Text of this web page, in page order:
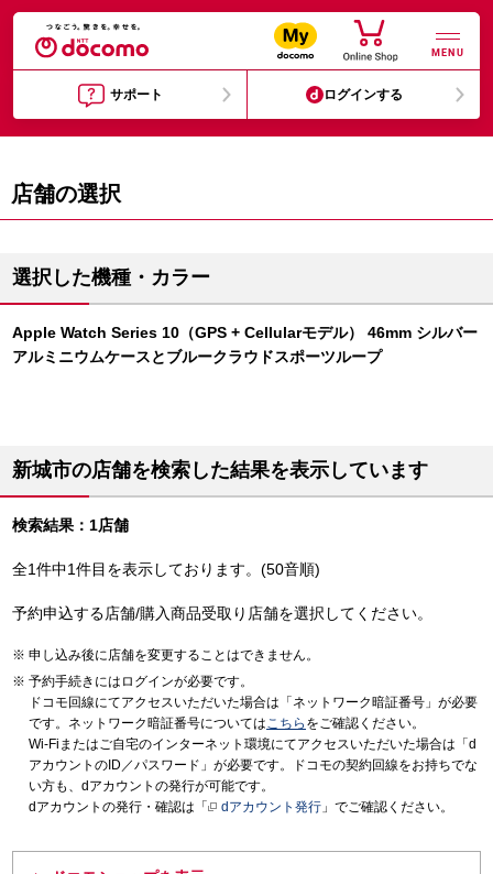
MENU
サポート ログインする
店舗の選択
選択した機種・カラー
Apple Watch Series 10（GPS + Cellularモデル） 46mm シルバー
アルミニウムケースとブルークラウドスポーツループ
新城市の店舗を検索した結果を表示しています
検索結果：1店舗
全1件中1件目を表示しております。(50音順)
予約申込する店舗/購入商品受取り店舗を選択してください。
申し込み後に店舗を変更することはできません。
予約手続きにはログインが必要です。
ドコモ回線にてアクセスいただいた場合は「ネットワーク暗証番号」が必要
です。ネットワーク暗証番号についてはこちら をご確認ください。
Wi-Fiまたはご自宅のインターネット環境にてアクセスいただいた場合は「d
アカウントのID／パスワード」が必要です。ドコモの契約回線をお持ちでな
い方も、dアカウントの発行が可能です。
dアカウントの発行・確認は「
dアカウント発行 」でご確認ください。